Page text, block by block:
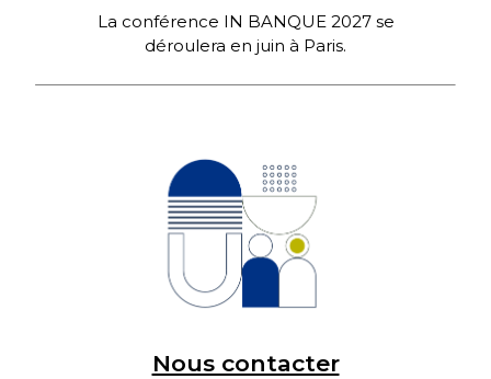
La conférence IN BANQUE 2027 se
déroulera en juin à Paris.
Nous contacter